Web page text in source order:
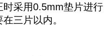
采用0.5mm垫片进行
三片以内。